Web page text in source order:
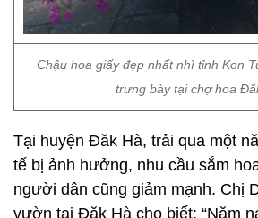
Chậu hoa giấy đẹp nhất nhì tỉnh Kon
trưng bày tại chợ hoa
Tại huyện Đăk Hà, trải qua một
tế bị ảnh hưởng, nhu cầu sắm
người dân cũng giảm mạnh. Chị
vườn tại Đăk Hà cho biết: “Năm